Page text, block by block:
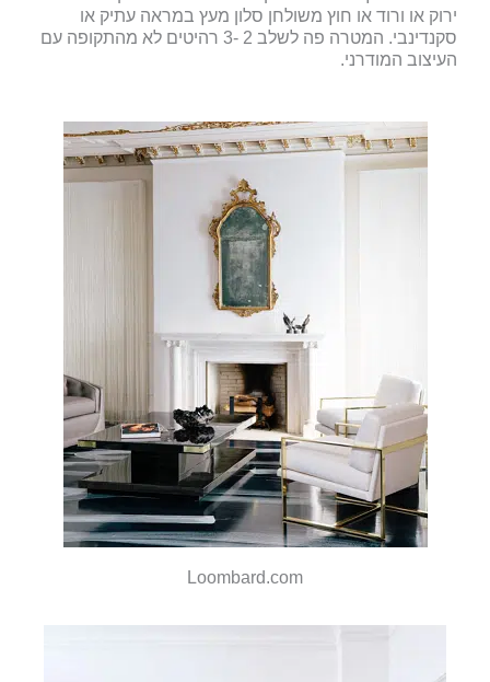
ירוק או ורוד או חוץ משולחן סלון מעץ במראה עתיק או
סקנדינבי. המטרה פה לשלב 2 -3 רהיטים לא מהתקופה עם
העיצוב המודרני.
Loombard.com